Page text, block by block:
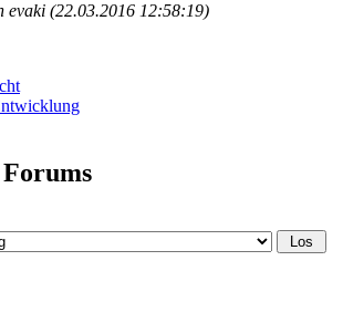
evaki (22.03.2016 12:58:19)